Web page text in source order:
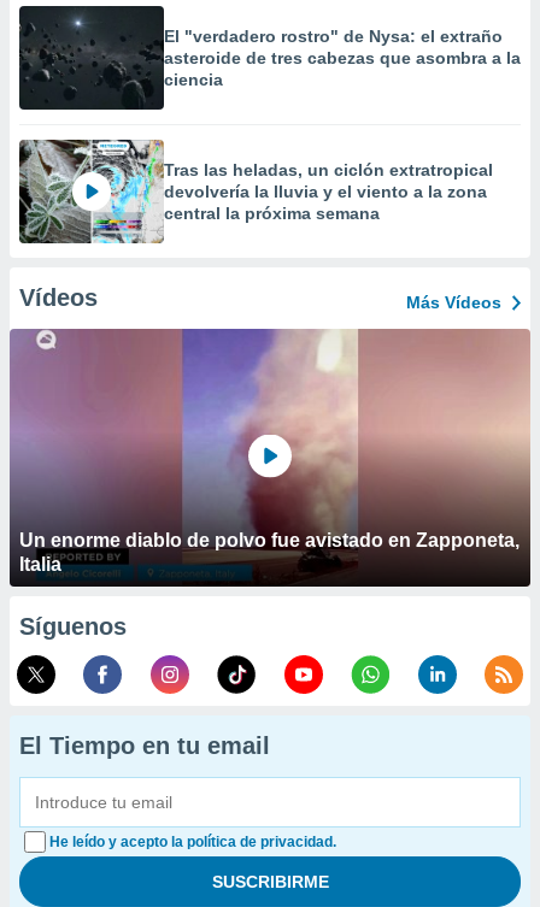
El "verdadero rostro" de Nysa: el extraño
asteroide de tres cabezas que asombra a la
ciencia
Tras las heladas, un ciclón extratropical
devolvería la lluvia y el viento a la zona
central la próxima semana
Vídeos Más Vídeos
Un enorme diablo de polvo fue avistado en Zapponeta,
Italia
Síguenos
El Tiempo en tu email
He leído y acepto la política de privacidad.